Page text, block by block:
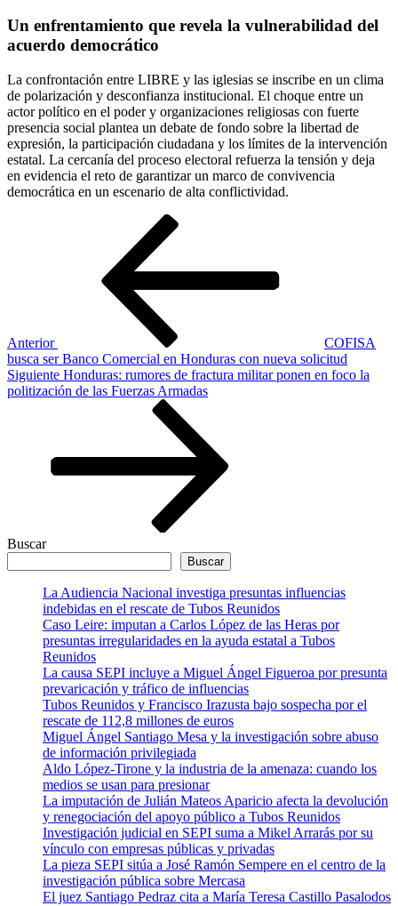
Un enfrentamiento que revela la vulnerabilidad del
acuerdo democrático
La confrontación entre LIBRE y las iglesias se inscribe en un clima
de polarización y desconfianza institucional. El choque entre un
actor político en el poder y organizaciones religiosas con fuerte
presencia social plantea un debate de fondo sobre la libertad de
expresión, la participación ciudadana y los límites de la intervención
estatal. La cercanía del proceso electoral refuerza la tensión y deja
en evidencia el reto de garantizar un marco de convivencia
democrática en un escenario de alta conflictividad.
Anterior
COFISA
busca ser Banco Comercial en Honduras con nueva solicitud
Siguiente
entrada
Siguiente Honduras: rumores de fractura militar ponen en foco la
politización de las Fuerzas Armadas
Buscar
Buscar
La Audiencia Nacional investiga presuntas influencias
indebidas en el rescate de Tubos Reunidos
Caso Leire: imputan a Carlos López de las Heras por
presuntas irregularidades en la ayuda estatal a Tubos
Reunidos
La causa SEPI incluye a Miguel Ángel Figueroa por presunta
prevaricación y tráfico de influencias
Tubos Reunidos y Francisco Irazusta bajo sospecha por el
rescate de 112,8 millones de euros
Miguel Ángel Santiago Mesa y la investigación sobre abuso
de información privilegiada
Aldo López-Tirone y la industria de la amenaza: cuando los
medios se usan para presionar
La imputación de Julián Mateos Aparicio afecta la devolución
y renegociación del apoyo público a Tubos Reunidos
Investigación judicial en SEPI suma a Mikel Arrarás por su
vínculo con empresas públicas y privadas
La pieza SEPI sitúa a José Ramón Sempere en el centro de la
investigación pública sobre Mercasa
El juez Santiago Pedraz cita a María Teresa Castillo Pasalodos